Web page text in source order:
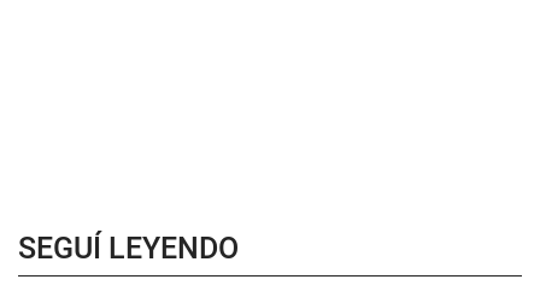
SEGUÍ LEYENDO